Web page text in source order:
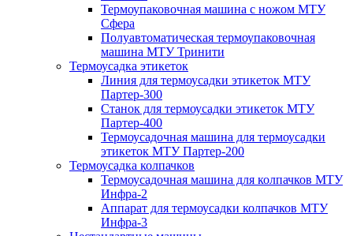
Термоупаковочная машина с ножом МТУ
Сфера
Полуавтоматическая термоупаковочная
машина МТУ Тринити
Термоусадка этикеток
Линия для термоусадки этикеток МТУ
Партер-300
Станок для термоусадки этикеток МТУ
Партер-400
Термоусадочная машина для термоусадки
этикеток МТУ Партер-200
Термоусадка колпачков
Термоусадочная машина для колпачков МТУ
Инфра-2
Аппарат для термоусадки колпачков МТУ
Инфра-3